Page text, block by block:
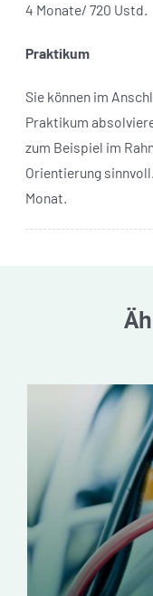
4 Monate/ 720 Ustd.
Praktikum
Sie können im
Praktikum
zum Beispiel im
Orientierung
Monat.